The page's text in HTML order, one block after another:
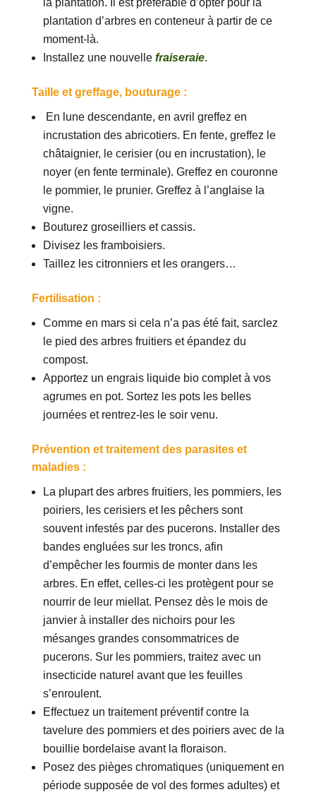
la plantation. Il est préférable d’opter pour la
plantation d’arbres en conteneur à partir de ce
moment-là.
Installez une nouvelle fraiseraie.
Taille et greffage, bouturage :
En lune descendante, en avril greffez en
incrustation des abricotiers. En fente, greffez le
châtaignier, le cerisier (ou en incrustation), le
noyer (en fente terminale). Greffez en couronne
le pommier, le prunier. Greffez à l’anglaise la
vigne.
Bouturez groseilliers et cassis.
Divisez les framboisiers.
Taillez les citronniers et les orangers…
Fertilisation :
Comme en mars si cela n’a pas été fait, sarclez
le pied des arbres fruitiers et épandez du
compost.
Apportez un engrais liquide bio complet à vos
agrumes en pot. Sortez les pots les belles
journées et rentrez-les le soir venu.
Prévention et traitement des parasites et
maladies :
La plupart des arbres fruitiers, les pommiers, les
poiriers, les cerisiers et les pêchers sont
souvent infestés par des pucerons. Installer des
bandes engluées sur les troncs, afin
d’empêcher les fourmis de monter dans les
arbres. En effet, celles-ci les protègent pour se
nourrir de leur miellat. Pensez dès le mois de
janvier à installer des nichoirs pour les
mésanges grandes consommatrices de
pucerons. Sur les pommiers, traitez avec un
insecticide naturel avant que les feuilles
s’enroulent.
Effectuez un traitement préventif contre la
tavelure des pommiers et des poiriers avec de la
bouillie bordelaise avant la floraison.
Posez des pièges chromatiques (uniquement en
période supposée de vol des formes adultes) et